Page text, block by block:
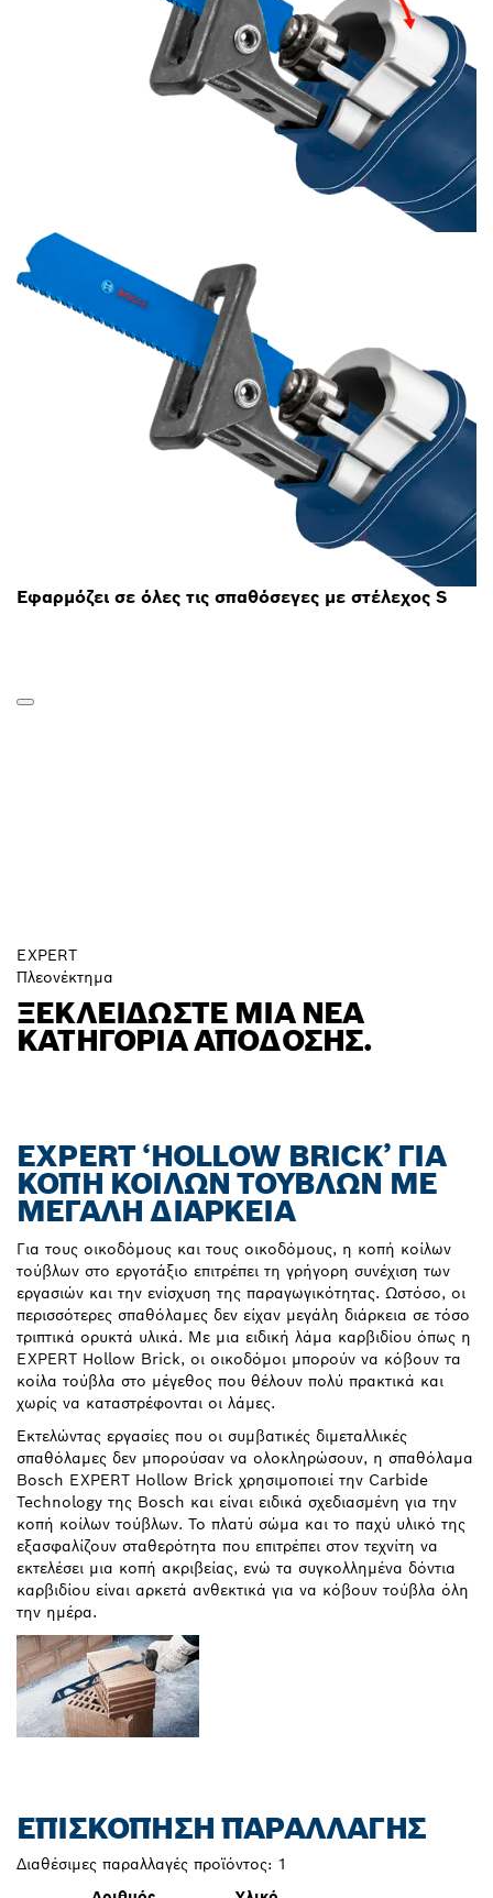
Εφαρμόζει σε όλες τις σπαθόσεγες με στέλεχος S
EXPERT
Πλεονέκτημα
ΞΕΚΛΕΙΔΏΣΤΕ ΜΙΑ ΝΈΑ
ΚΑΤΗΓΟΡΊΑ ΑΠΌΔΟΣΗΣ.
EXPERT ‘HOLLOW BRICK’ ΓΙΑ
ΚΟΠΉ ΚΟΊΛΩΝ ΤΟΎΒΛΩΝ ΜΕ
ΜΕΓΆΛΗ ΔΙΆΡΚΕΙΑ
Για τους οικοδόμους και τους οικοδόμους, η κοπή κοίλων
τούβλων στο εργοτάξιο επιτρέπει τη γρήγορη συνέχιση των
εργασιών και την ενίσχυση της παραγωγικότητας. Ωστόσο, οι
περισσότερες σπαθόλαμες δεν είχαν μεγάλη διάρκεια σε τόσο
τριπτικά ορυκτά υλικά. Με μια ειδική λάμα καρβιδίου όπως η
EXPERT Hollow Brick, οι οικοδόμοι μπορούν να κόβουν τα
κοίλα τούβλα στο μέγεθος που θέλουν πολύ πρακτικά και
χωρίς να καταστρέφονται οι λάμες.
Εκτελώντας εργασίες που οι συμβατικές διμεταλλικές
σπαθόλαμες δεν μπορούσαν να ολοκληρώσουν, η σπαθόλαμα
Bosch EXPERT Hollow Brick χρησιμοποιεί την Carbide
Technology της Bosch και είναι ειδικά σχεδιασμένη για την
κοπή κοίλων τούβλων. Το πλατύ σώμα και το παχύ υλικό της
εξασφαλίζουν σταθερότητα που επιτρέπει στον τεχνίτη να
εκτελέσει μια κοπή ακριβείας, ενώ τα συγκολλημένα δόντια
καρβιδίου είναι αρκετά ανθεκτικά για να κόβουν τούβλα όλη
την ημέρα.
ΕΠΙΣΚΌΠΗΣΗ ΠΑΡΑΛΛΑΓΉΣ
Διαθέσιμες παραλλαγές προϊόντος: 1